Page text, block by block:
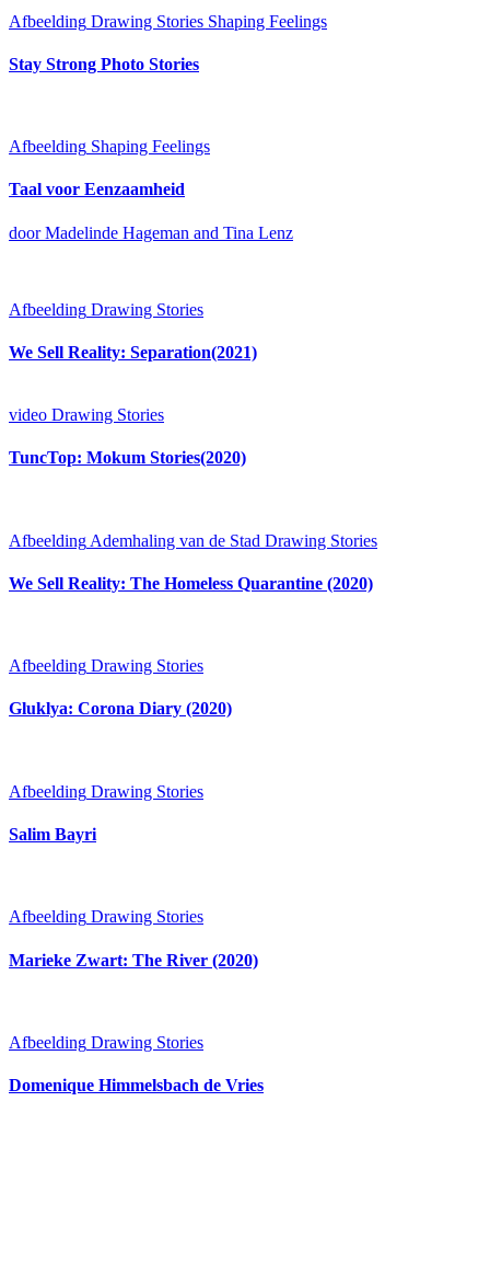
Afbeelding Drawing Stories Shaping Feelings
Stay Strong Photo Stories
Afbeelding Shaping Feelings
Taal voor Eenzaamheid
door Madelinde Hageman and Tina Lenz
Afbeelding Drawing Stories
We Sell Reality: Separation(2021)
video Drawing Stories
TuncTop: Mokum Stories(2020)
Afbeelding Ademhaling van de Stad Drawing Stories
We Sell Reality: The Homeless Quarantine (2020)
Afbeelding Drawing Stories
Gluklya: Corona Diary (2020)
Afbeelding Drawing Stories
Salim Bayri
Afbeelding Drawing Stories
Marieke Zwart: The River (2020)
Afbeelding Drawing Stories
Domenique Himmelsbach de Vries